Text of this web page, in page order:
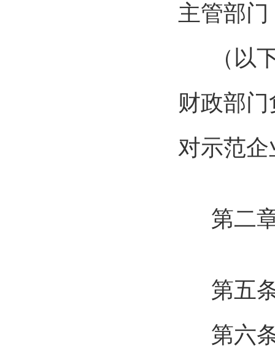
主管部门
（以
财政部
对示范
第二
第五
第六